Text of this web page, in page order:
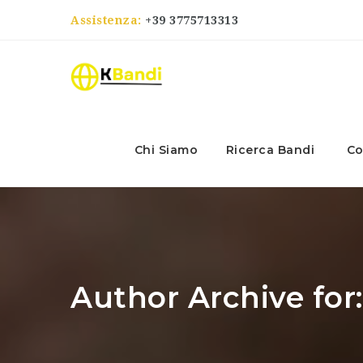
Assistenza: +39 3775713313
Chi Siamo Ricerca Bandi
Author Archive